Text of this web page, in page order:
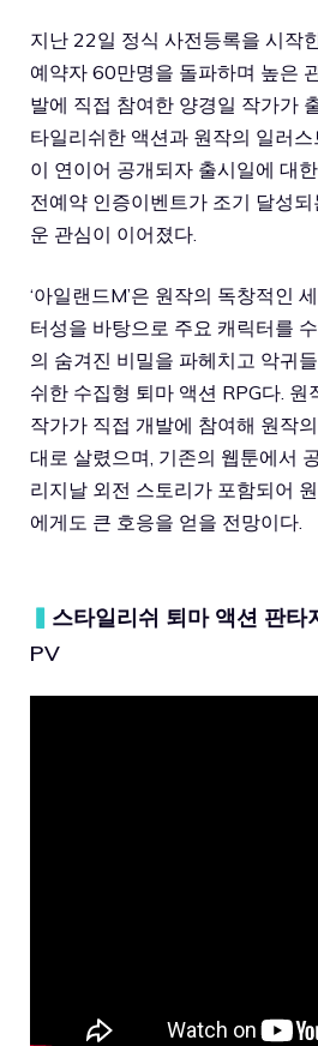
지난 22일 정식 사전등록을 시작
예약자 60만명을 돌파하며 높은
발에 직접 참여한 양경일 작가가
타일리쉬한 액션과 원작의 일러
이 연이어 공개되자 출시일에 대
전예약 인증이벤트가 조기 달성
운 관심이 이어졌다.
‘아일랜드M’은 원작의 독창적인
터성을 바탕으로 주요 캐릭터를
의 숨겨진 비밀을 파헤치고 악귀
쉬한 수집형 퇴마 액션 RPG다. 원
작가가 직접 개발에 참여해 원작
대로 살렸으며, 기존의 웹툰에서
리지날 외전 스토리가 포함되어
에게도 큰 호응을 얻을 전망이다.
▍ 스타일리쉬 퇴마 액션 판타
PV